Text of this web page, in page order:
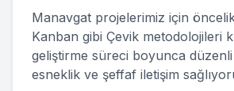
Manavgat projelerimiz için
Kanban gibi Çevik metodolojileri
geliştirme süreci boyunca
esneklik ve şeffaf iletişim